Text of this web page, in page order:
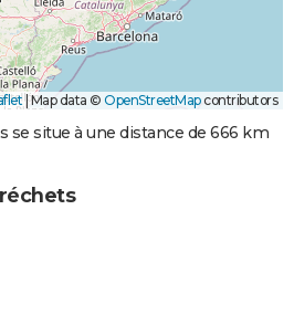
|Map data © OpenStreetMapcontributors
se situe à une distance de 666 km